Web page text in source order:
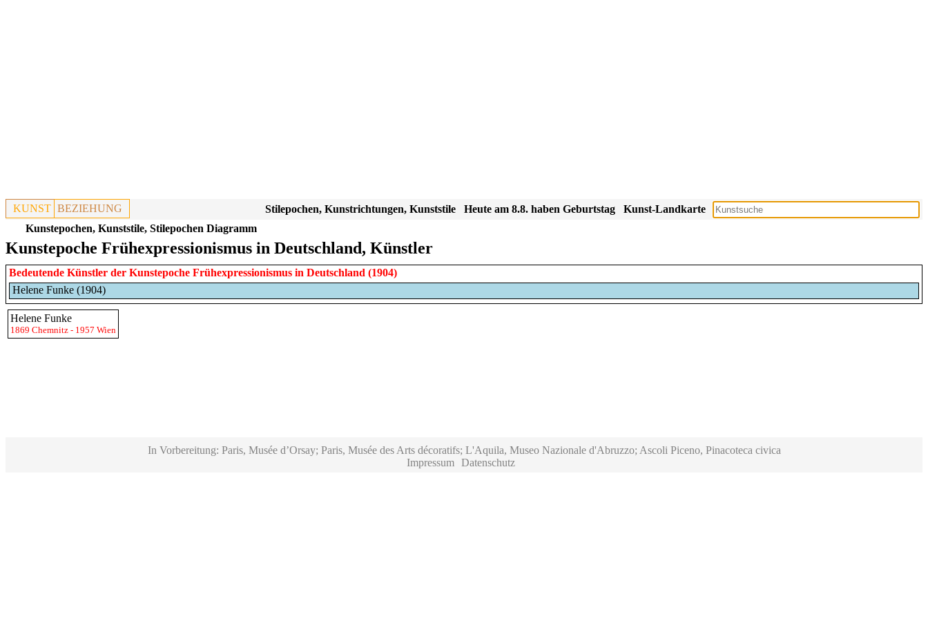
KUNST BEZIEHUNG Kunst-Landkarte
Heute am 8.8. haben Geburtstag
Stilepochen, Kunstrichtungen, Kunststile
Kunstepochen, Kunststile, Stilepochen Diagramm
Kunstepoche Frühexpressionismus in Deutschland, Künstler
Bedeutende Künstler der Kunstepoche Frühexpressionismus in Deutschland (1904)
Helene Funke (1904)
Helene Funke
1869 Chemnitz - 1957 Wien
In Vorbereitung: Paris, Musée d’Orsay; Paris, Musée des Arts décoratifs; L'Aquila, Museo Nazionale d'Abruzzo; Ascoli Piceno, Pinacoteca civica
Impressum
Datenschutz